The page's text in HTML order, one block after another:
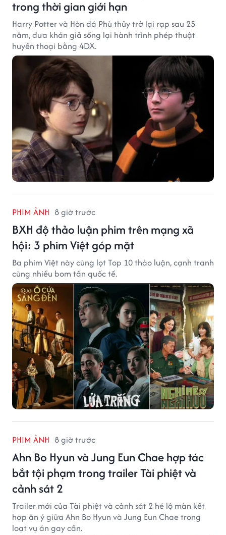
trong thời gian giới hạn
Harry Potter và Hòn đá Phù thủy trở lại rạp sau 25
năm, đưa khán giả sống lại hành trình phép thuật
huyền thoại bằng 4DX.
PHIM ẢNH 8 giờ trước
BXH độ thảo luận phim trên mạng xã
hội: 3 phim Việt góp mặt
Ba phim Việt này cùng lọt Top 10 thảo luận, cạnh tranh
cùng nhiều bom tấn quốc tế.
PHIM ẢNH 8 giờ trước
Ahn Bo Hyun và Jung Eun Chae hợp tác
bắt tội phạm trong trailer Tài phiệt và
cảnh sát 2
Trailer mới của Tài phiệt và cảnh sát 2 hé lộ màn kết
hợp ăn ý giữa Ahn Bo Hyun và Jung Eun Chae trong
loạt vụ án gay cấn.